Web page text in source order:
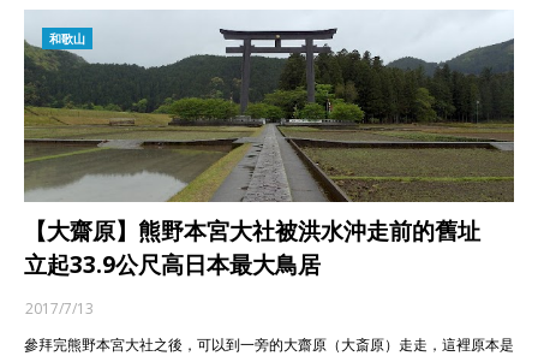
和歌山
【大齋原】熊野本宮大社被洪水沖走前的舊址
立起33.9公尺高日本最大鳥居
2017/7/13
參拜完熊野本宮大社之後，可以到一旁的大齋原（大斎原）走走，這裡原本是